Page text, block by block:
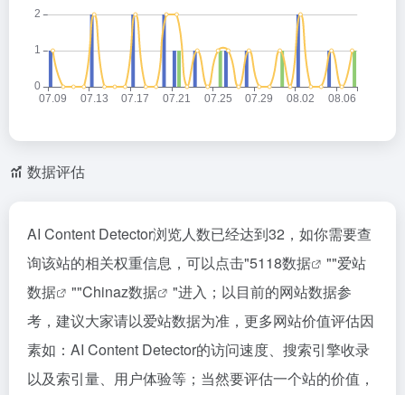
数据评估
AI Content Detector浏览人数已经达到32，如你需要查
询该站的相关权重信息，可以点击"5118数据 ""爱站
数据
""Chinaz数据
"进入；以目前的网站数据参
考，建议大家请以爱站数据为准，更多网站价值评估因
素如：AI Content Detector的访问速度、搜索引擎收录
以及索引量、用户体验等；当然要评估一个站的价值，